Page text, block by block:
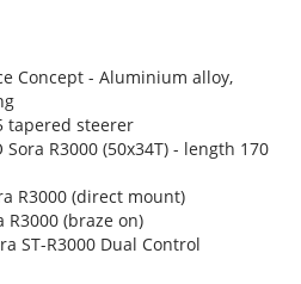
Concept - Aluminium alloy,
tapered steerer
Sora R3000 (50x34T) - length 170
R3000 (direct mount)
R3000 (braze on)
ST-R3000 Dual Control